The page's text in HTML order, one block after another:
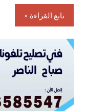
تابع القراءة